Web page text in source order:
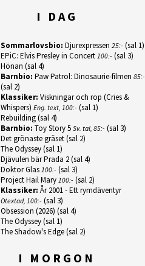
I DAG
Sommarlovsbio: Djurexpressen 25:- (sal 1)
EPiC: Elvis Presley in Concert 100:- (sal 3)
Hönan (sal 4)
Barnbio: Paw Patrol: Dinosaurie-filmen 85:-
(sal 2)
Klassiker: Viskningar och rop (Cries &
Whispers) Eng. text, 100:- (sal 1)
Rebuilding(sal 4)
Barnbio: Toy Story 5 Sv. tal, 85:- (sal 3)
Det grönaste gräset(sal 2)
The Odyssey(sal 1)
Djävulen bär Prada 2(sal 4)
Doktor Glas 100:- (sal 3)
Project Hail Mary 100:- (sal 2)
Klassiker: År 2001 - Ett rymdäventyr
Otextad, 100:- (sal 3)
Obsession (2026) (sal 4)
The Odyssey(sal 1)
The Shadow's Edge(sal 2)
I MORGON